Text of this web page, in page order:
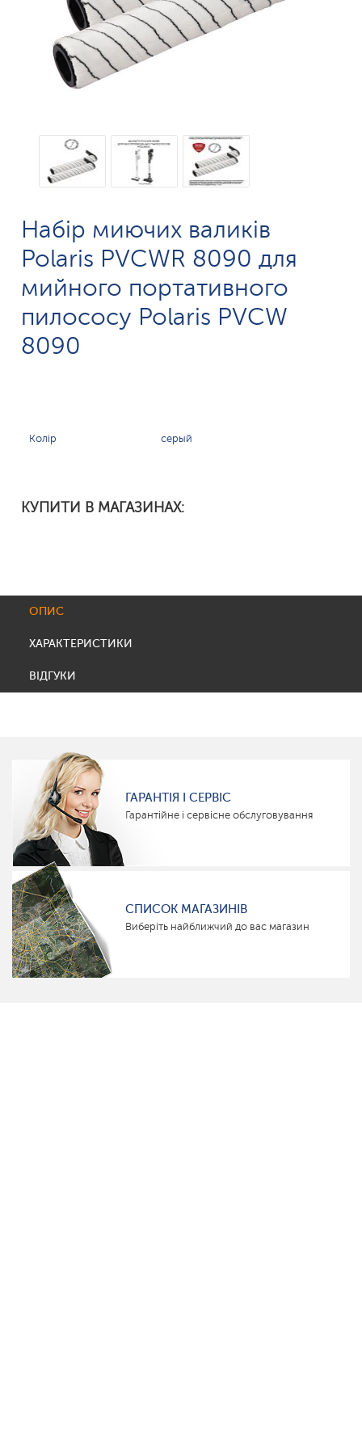
Набір миючих валиків
Polaris PVCWR 8090 для
мийного портативного
пилососу Polaris PVCW
8090
Колір серый
КУПИТИ В МАГАЗИНАХ:
ОПИС
ХАРАКТЕРИСТИКИ
ВІДГУКИ
ГАРАНТІЯ І СЕРВІС
Гарантійне і сервісне обслуговування
СПИСОК МАГАЗИНІВ
Виберіть найближчий до вас магазин